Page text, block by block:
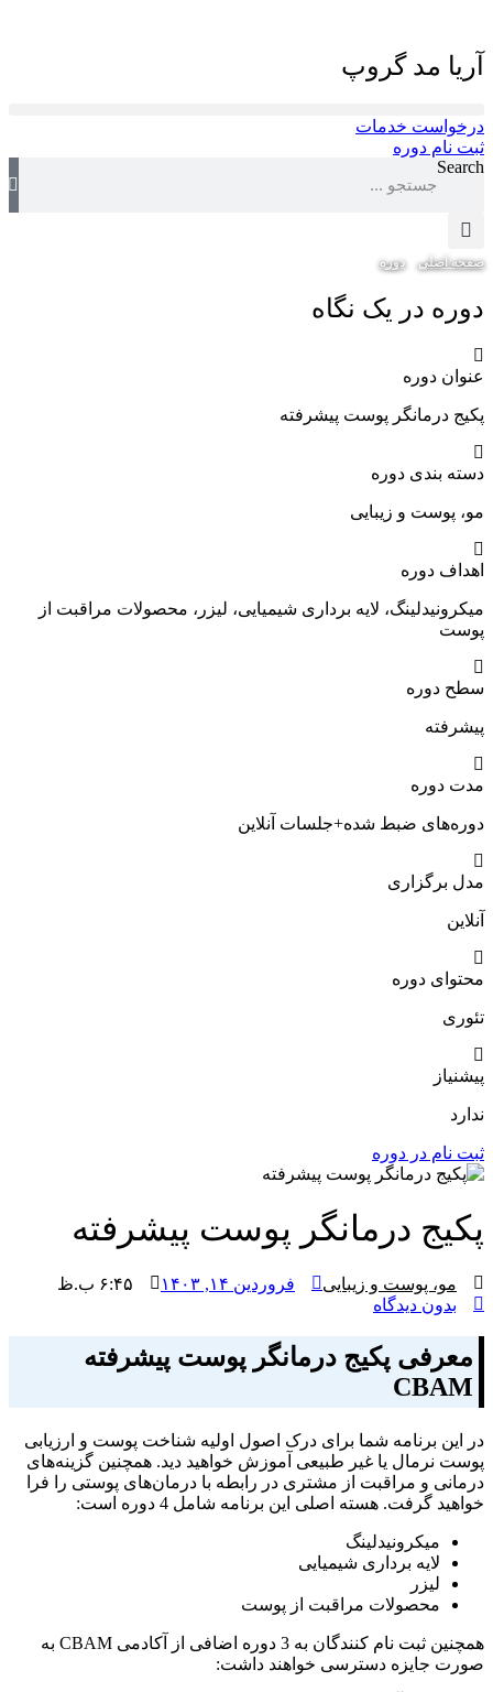
آریا مد گروپ
درخواست خدمات
ثبت نام دوره
Search
صفحه اصلی»دوره»
دوره در یک نگاه
عنوان دوره
پکیج درمانگر پوست پیشرفته
دسته‌ بندی دوره
مو، پوست و زیبایی
اهداف دوره
میکرونیدلینگ، لایه برداری شیمیایی، لیزر، محصولات مراقبت از
پوست
سطح دوره
پیشرفته
مدت دوره
دوره‌های ضبط شده+جلسات آنلاین
مدل برگزاری
آنلاین
محتوای دوره
تئوری
پیشنیاز
ندارد
ثبت نام در دوره
پکیج درمانگر پوست پیشرفته
مو، پوست و زیبایی فروردین ۱۴, ۱۴۰۳
۶:۴۵ ب.ظ
بدون دیدگاه
معرفی پکیج درمانگر پوست پیشرفته
CBAM
در این برنامه شما برای درک اصول اولیه شناخت پوست و ارزیابی
پوست نرمال یا غیر طبیعی آموزش خواهید دید. همچنین گزینه‌های
درمانی و مراقبت از مشتری در رابطه با درمان‌های پوستی را فرا
خواهید گرفت. هسته اصلی این برنامه شامل 4 دوره است:
میکرونیدلینگ
لایه برداری شیمیایی
لیزر
محصولات مراقبت از پوست
همچنین ثبت نام کنندگان به 3 دوره اضافی از آکادمی CBAM به
صورت جایزه دسترسی خواهند داشت: